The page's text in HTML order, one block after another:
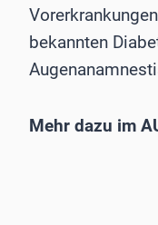
bekannten
Mehr dazu im